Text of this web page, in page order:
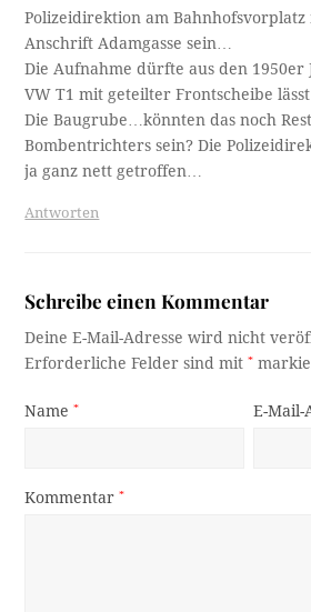
Polizeidirektion am
Anschrift Adamgasse sein…
Die Aufnahme dürfte aus den 1950er
VW T1 mit geteilter Frontscheibe
Die Baugrube…könnten das noch
Bombentrichters sein? Die
ja ganz nett getroffen…
Antworten
Schreibe einen Kommentar
Deine E-Mail-Adresse wird nicht
Erforderliche Felder sind mit*
Name* E-Mail-
Kommentar*